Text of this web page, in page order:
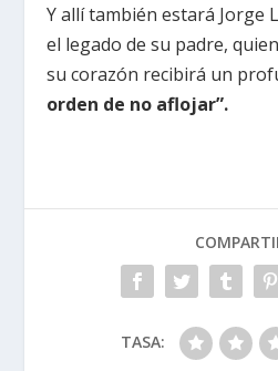
Y allí también estará Jorge
el legado de su padre,
su corazón recibirá un
orden de no aflojar”.
TASA: